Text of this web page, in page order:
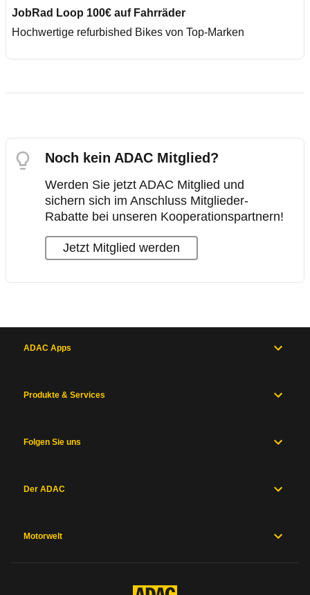
JobRad Loop 100€ auf Fahrräder
Hochwertige refurbished Bikes von Top-Marken
Noch kein ADAC Mitglied?
Werden Sie jetzt ADAC Mitglied und
sichern sich im Anschluss Mitglieder-
Rabatte bei unseren Kooperationspartnern!
Jetzt Mitglied werden
ADAC Apps
Produkte & Services
Folgen Sie uns
Der ADAC
Motorwelt